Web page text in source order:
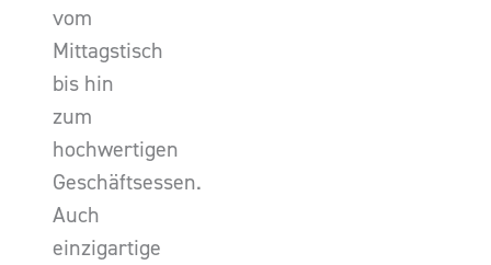
vom
Mittagstisch
bis hin
zum
hochwertigen
Geschäftsessen.
Auch
einzigartige